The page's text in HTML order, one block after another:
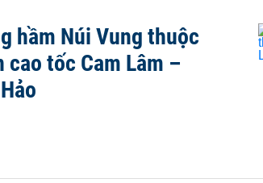
hầm Núi Vung thuộc
cao tốc Cam Lâm –